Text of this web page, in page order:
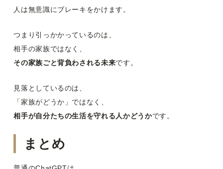
人は無意識にブレーキをかけます。
つまり引っかかっているのは、
相手の家族ではなく、
その家族ごと背負わされる未来です。
見落としているのは、
「家族がどうか」ではなく、
相手が自分たちの生活を守れる人かどうかです。
まとめ